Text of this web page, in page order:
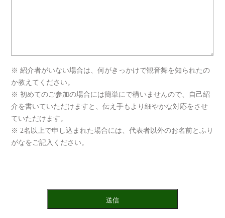
※ 紹介者がいない場合は、何がきっかけで観音舞を知られたの
か教えてください。
※ 初めてのご参加の場合には簡単にで構いませんので、自己紹
介を書いていただけますと、伝え手もより細やかな対応をさせ
ていただけます。
※ 2名以上で申し込まれた場合には、代表者以外のお名前とふり
がなをご記入ください。